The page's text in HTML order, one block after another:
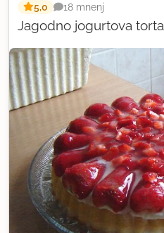
Jagodno jogurtova torta
5,0 18 mnenj